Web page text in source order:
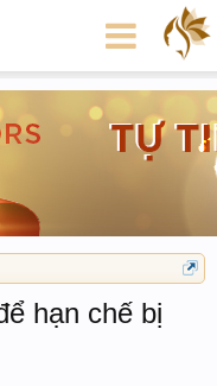
hạn chế bị